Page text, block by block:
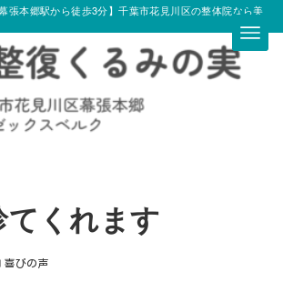
張本郷駅から徒歩3分】千葉市花見川区の整体院なら美
くれます
喜びの声